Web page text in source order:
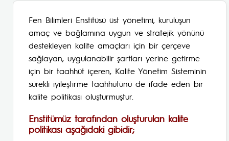
Fen Bilimleri Enstitüsü üst yönetimi, kuruluşun
amaç ve bağlamına uygun ve stratejik yönünü
destekleyen kalite amaçları için bir çerçeve
sağlayan, uygulanabilir şartları yerine getirme
için bir taahhüt içeren, Kalite Yönetim Sisteminin
sürekli iyileştirme taahhütünü de ifade eden bir
kalite politikası oluşturmuştur.
Enstitümüz tarafından oluşturulan kalite
politikası aşağıdaki gibidir;